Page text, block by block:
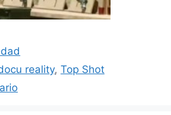
reality,Top Shot